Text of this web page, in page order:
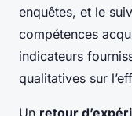
enquêtes, et le
compétences
indicateurs
qualitatives sur